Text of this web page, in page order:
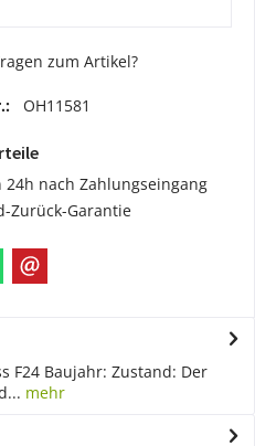
zum Artikel?
OH11581
nach Zahlungseingang
Zurück-Garantie
F24 Baujahr: Zustand: Der
mehr